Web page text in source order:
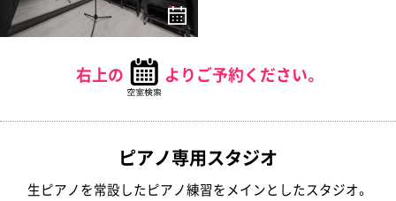
右上の よりご予約ください。
ピアノ専用スタジオ
生ピアノを常設したピアノ練習をメインとしたスタジオ。